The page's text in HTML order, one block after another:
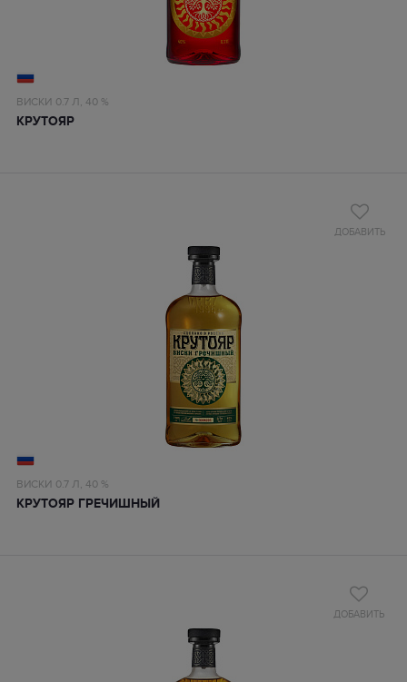
ВИСКИ 0.7 Л, 40 %
КРУТОЯР
ДОБАВИТЬ
ВИСКИ 0.7 Л, 40 %
КРУТОЯР ГРЕЧИШНЫЙ
ДОБАВИТЬ